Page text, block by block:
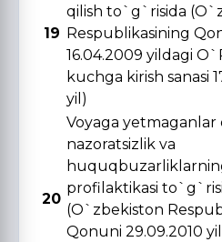
19
qilish to`g`risida
Respublikasining
16.04.2009 yildagi
kuchga kirish sanasi
yil)
20
Voyaga yetmaganlar
nazoratsizlik va
profilaktikasi
(O`zbekiston
Qonuni 29.09.2010